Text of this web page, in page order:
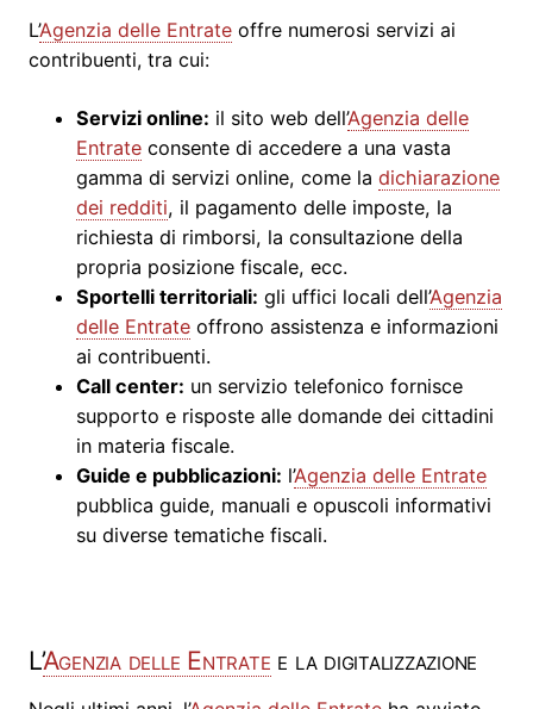
L’Agenzia delle Entrate offre numerosi servizi ai
contribuenti, tra cui:
Servizi online: il sito web dell’Agenzia delle
Entrate consente di accedere a una vasta
gamma di servizi online, come la dichiarazione
dei redditi, il pagamento delle imposte, la
richiesta di rimborsi, la consultazione della
propria posizione fiscale, ecc.
Sportelli territoriali: gli uffici locali dell’Agenzia
delle Entrate offrono assistenza e informazioni
ai contribuenti.
Call center: un servizio telefonico fornisce
supporto e risposte alle domande dei cittadini
in materia fiscale.
Guide e pubblicazioni: l’Agenzia delle Entrate
pubblica guide, manuali e opuscoli informativi
su diverse tematiche fiscali.
L’Agenzia delle Entrate e la digitalizzazione